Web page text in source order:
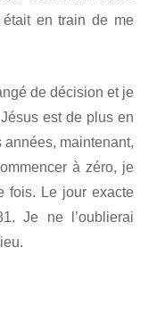
en train de me
de décision et je
est de plus en
maintenant,
à zéro, je
fois. Le jour exacte
Je ne l’oublierai